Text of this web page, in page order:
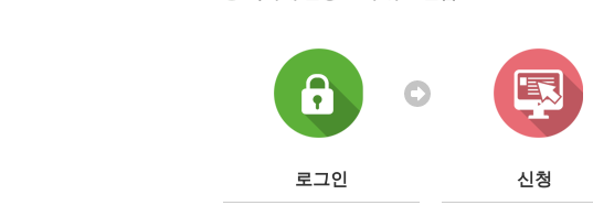
로그인 신청